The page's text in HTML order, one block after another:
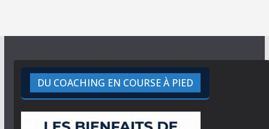
DU COACHING EN COURSE À PIED